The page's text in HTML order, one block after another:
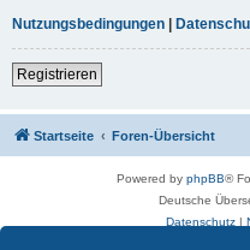
Nutzungsbedingungen |
Registrieren
Startseite Foren-Übersicht
Powered by phpBB®
Deutsche
Datenschutz|